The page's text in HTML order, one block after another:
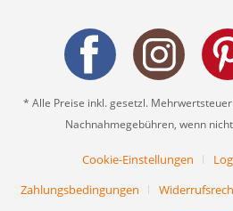
* Alle Preise inkl. gesetzl.
Nachnahmegebühren, wenn
Cookie-Einstellungen
Zahlungsbedingungen